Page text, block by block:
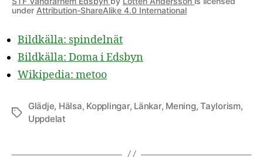
under Attribution-ShareAlike 4.0 International
Bildkälla: spindelnät
Bildkälla: Doma i Edsbyn
Wikipedia: metoo
Etiketter
Glädje, Hälsa, Kopplingar, Länkar, Mening,Taylorism,
Uppdelat